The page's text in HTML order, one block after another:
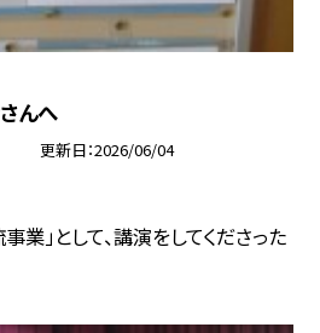
んへ
更新日 2026/06/04
業」として、講演をしてくださった